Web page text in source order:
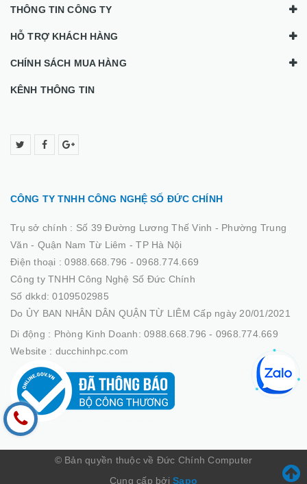
THÔNG TIN CÔNG TY
HỖ TRỢ KHÁCH HÀNG
CHÍNH SÁCH MUA HÀNG
KÊNH THÔNG TIN
CÔNG TY TNHH CÔNG NGHỆ SỐ ĐỨC CHÍNH
Trụ sở chính : Số 39 Đường Lương Thế Vinh - Phường Trung
Văn - Quận Nam Từ Liêm - TP Hà Nội
Điện thoại :0988.668.796 - 0968.774.669
Công ty TNHH Công Nghệ Số Đức Chính
Số dkkd: 0109502985
Do ỦY BAN NHÂN DÂN QUẬN TỪ LIÊM Cấp ngày 20/01/2021
Di động : Phòng Kinh Doanh: 0988.668.796 - 0968.774.669
Website : ducchinhpc.com
© Bản quyền thuộc về Đức Chính Computer
Cung cấp bởiSapo